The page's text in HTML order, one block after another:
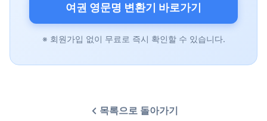
여권 영문명 변환기 바로가기
※ 회원가입 없이 무료로 즉시 확인할 수 있습니다.
목록으로 돌아가기